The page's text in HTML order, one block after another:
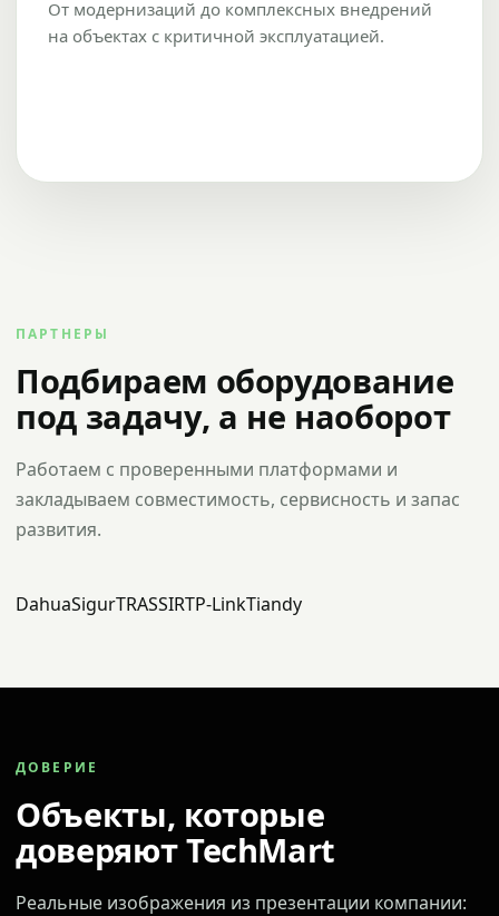
От модернизаций до комплексных внедрений
на объектах с критичной эксплуатацией.
ПАРТНЕРЫ
Подбираем оборудование
под задачу, а не наоборот
Работаем с проверенными платформами и
закладываем совместимость, сервисность и запас
развития.
DahuaSigurTRASSIRTP-LinkTiandy
ДОВЕРИЕ
Объекты, которые
доверяют TechMart
Реальные изображения из презентации компании: